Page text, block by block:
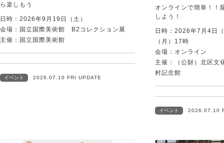
ら楽しもう
日時：2026年9月19日（土）
会場：国立国際美術館 B2コレクション展
主催：国立国際美術館
イベント 2026.07.10 FRI UPDATE
オンラインで簡単！！
しよう！
日時：2026年7月4日
（月）17時
会場：オンライン
主催：（公財）北区
村記念館
イベント 2026.07.10